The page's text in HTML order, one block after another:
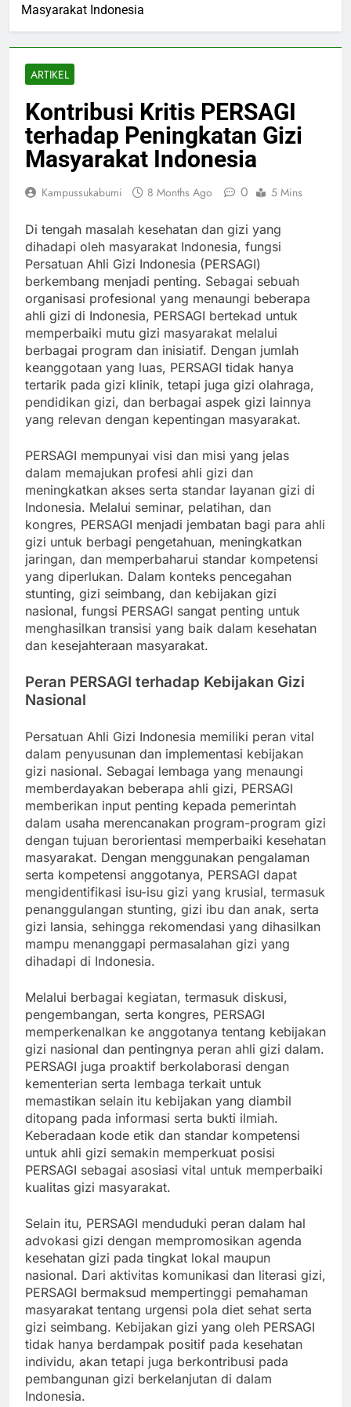
Masyarakat Indonesia
ARTIKEL
Kontribusi Kritis PERSAGI
terhadap Peningkatan Gizi
Masyarakat Indonesia
Kampussukabumi 8 Months Ago 0 5 Mins
Di tengah masalah kesehatan dan gizi yang
dihadapi oleh masyarakat Indonesia, fungsi
Persatuan Ahli Gizi Indonesia (PERSAGI)
berkembang menjadi penting. Sebagai sebuah
organisasi profesional yang menaungi beberapa
ahli gizi di Indonesia, PERSAGI bertekad untuk
memperbaiki mutu gizi masyarakat melalui
berbagai program dan inisiatif. Dengan jumlah
keanggotaan yang luas, PERSAGI tidak hanya
tertarik pada gizi klinik, tetapi juga gizi olahraga,
pendidikan gizi, dan berbagai aspek gizi lainnya
yang relevan dengan kepentingan masyarakat.
PERSAGI mempunyai visi dan misi yang jelas
dalam memajukan profesi ahli gizi dan
meningkatkan akses serta standar layanan gizi di
Indonesia. Melalui seminar, pelatihan, dan
kongres, PERSAGI menjadi jembatan bagi para ahli
gizi untuk berbagi pengetahuan, meningkatkan
jaringan, dan memperbaharui standar kompetensi
yang diperlukan. Dalam konteks pencegahan
stunting, gizi seimbang, dan kebijakan gizi
nasional, fungsi PERSAGI sangat penting untuk
menghasilkan transisi yang baik dalam kesehatan
dan kesejahteraan masyarakat.
Peran PERSAGI terhadap Kebijakan Gizi
Nasional
Persatuan Ahli Gizi Indonesia memiliki peran vital
dalam penyusunan dan implementasi kebijakan
gizi nasional. Sebagai lembaga yang menaungi
memberdayakan beberapa ahli gizi, PERSAGI
memberikan input penting kepada pemerintah
dalam usaha merencanakan program-program gizi
dengan tujuan berorientasi memperbaiki kesehatan
masyarakat. Dengan menggunakan pengalaman
serta kompetensi anggotanya, PERSAGI dapat
mengidentifikasi isu-isu gizi yang krusial, termasuk
penanggulangan stunting, gizi ibu dan anak, serta
gizi lansia, sehingga rekomendasi yang dihasilkan
mampu menanggapi permasalahan gizi yang
dihadapi di Indonesia.
Melalui berbagai kegiatan, termasuk diskusi,
pengembangan, serta kongres, PERSAGI
memperkenalkan ke anggotanya tentang kebijakan
gizi nasional dan pentingnya peran ahli gizi dalam.
PERSAGI juga proaktif berkolaborasi dengan
kementerian serta lembaga terkait untuk
memastikan selain itu kebijakan yang diambil
ditopang pada informasi serta bukti ilmiah.
Keberadaan kode etik dan standar kompetensi
untuk ahli gizi semakin memperkuat posisi
PERSAGI sebagai asosiasi vital untuk memperbaiki
kualitas gizi masyarakat.
Selain itu, PERSAGI menduduki peran dalam hal
advokasi gizi dengan mempromosikan agenda
kesehatan gizi pada tingkat lokal maupun
nasional. Dari aktivitas komunikasi dan literasi gizi,
PERSAGI bermaksud mempertinggi pemahaman
masyarakat tentang urgensi pola diet sehat serta
gizi seimbang. Kebijakan gizi yang oleh PERSAGI
tidak hanya berdampak positif pada kesehatan
individu, akan tetapi juga berkontribusi pada
pembangunan gizi berkelanjutan di dalam
Indonesia.